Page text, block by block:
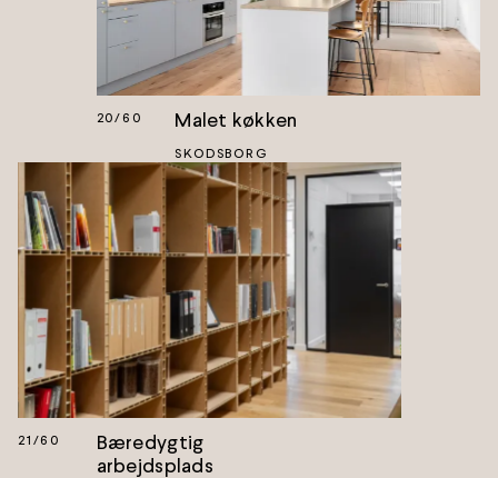
20/60 Malet køkken
SKODSBORG
21 /60
Bæredygtig
arbejdsplads